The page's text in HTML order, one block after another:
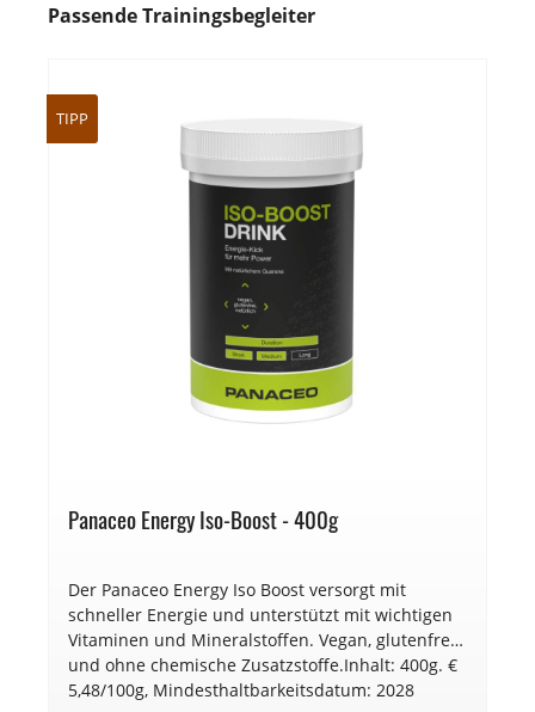
Passende Trainingsbegleiter
TIPP
Panaceo Energy Iso-Boost - 400g
Der Panaceo Energy Iso Boost versorgt mit
schneller Energie und unterstützt mit wichtigen
Vitaminen und Mineralstoffen. Vegan, glutenfrei
und ohne chemische Zusatzstoffe.Inhalt: 400g. €
5,48/100g, Mindesthaltbarkeitsdatum: 2028